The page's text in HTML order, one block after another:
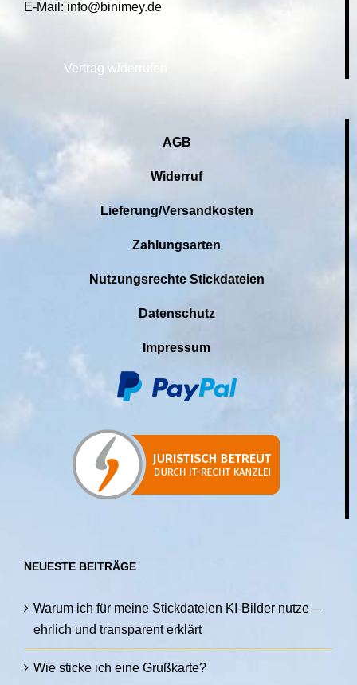
E-Mail: info@binimey.de
Vertrag widerrufen
AGB
Widerruf
Lieferung/Versandkosten
Zahlungsarten
Nutzungsrechte Stickdateien
Datenschutz
Impressum
NEUESTE BEITRÄGE
Warum ich für meine Stickdateien KI-Bilder nutze –
ehrlich und transparent erklärt
Wie sticke ich eine Grußkarte?